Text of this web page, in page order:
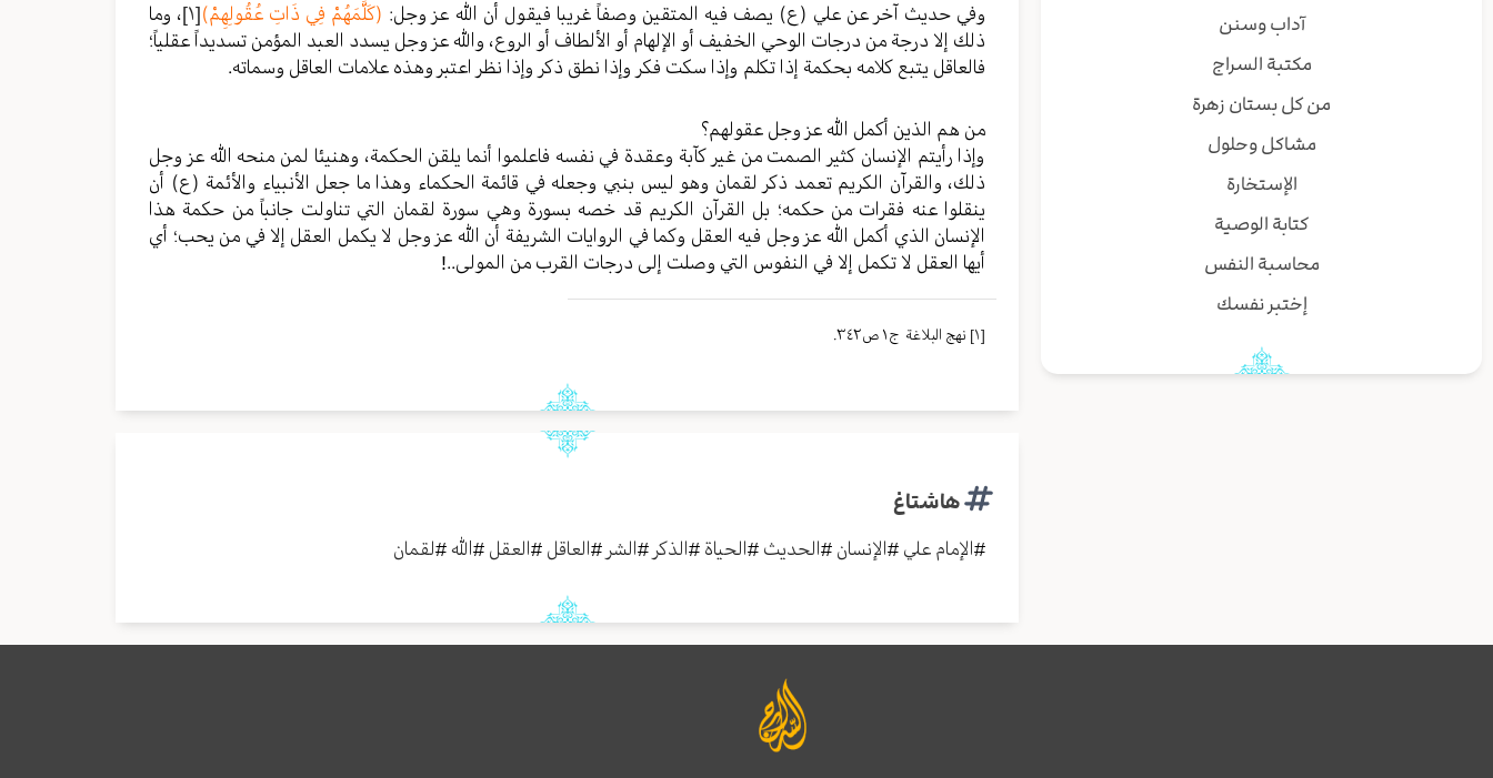
آداب وسنن
مكتبة السراج
من كل بستان زهرة
مشاكل وحلول
الإستخارة
كتابة الوصية
محاسبة النفس
إختبر نفسك
وفي حديث آخر عن علي (ع) يصف فيه المتقين وصفاً غريبا فيقول أن الله عز وجل: (كَلَّمَهُمْ فِي ذَاتِ عُقُولِهِمْ)[١] ، وما
ذلك إلا درجة من درجات الوحي الخفيف أو الإلهام أو الألطاف أو الروع، والله عز وجل يسدد العبد المؤمن تسديداً عقلياً؛
فالعاقل يتبع كلامه بحكمة إذا تكلم وإذا سكت فكر وإذا نطق ذكر وإذا نظر اعتبر وهذه علامات العاقل وسماته.
من هم الذين أكمل الله عز وجل عقولهم؟
وإذا رأيتم الإنسان كثير الصمت من غير كآبة وعقدة في نفسه فاعلموا أنما يلقن الحكمة، وهنيئا لمن منحه الله عز وجل
ذلك، والقرآن الكريم تعمد ذكر لقمان وهو ليس بنبي وجعله في قائمة الحكماء وهذا ما جعل الأنبياء والأئمة (ع) أن
ينقلوا عنه فقرات من حكمه؛ بل القرآن الكريم قد خصه بسورة وهي سورة لقمان التي تناولت جانباً من حكمة هذا
الإنسان الذي أكمل الله عز وجل فيه العقل وكما في الروايات الشريفة أن الله عز وجل لا يكمل العقل إلا في من يحب؛ أي
أيها العقل لا تكمل إلا في النفوس التي وصلت إلى درجات القرب من المولى..!
[١] نهج البلاغة ج١ ص٣٤٢.
هاشتاغ
#الإمام علي #الإنسان #الحديث #الحياة #الذكر #الشر #العاقل #العقل #الله#لقمان